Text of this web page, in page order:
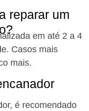
reparar um
em até 2 a 4
Casos mais
mais.
é recomendado